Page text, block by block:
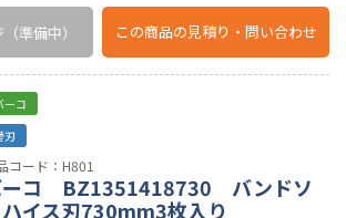
（準備中） この商品の見積り・問い合わせ
ーコ
刃
コード：H801
ーコ BZ1351418730 バンドソ
イス刃730mm3枚入り